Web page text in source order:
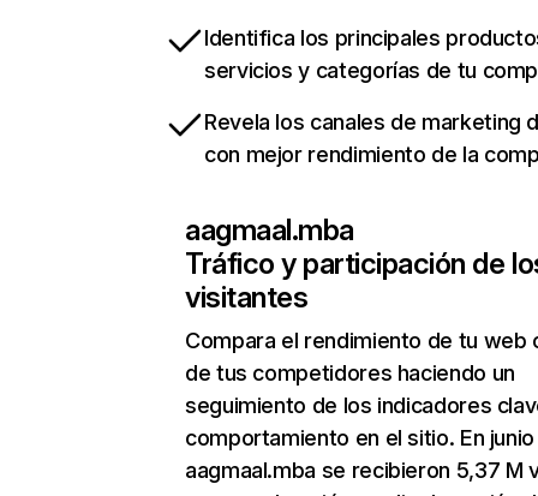
Identifica los principales
servicios y categorías de tu
Revela los canales de marketing
con mejor rendimiento de la
aagmaal.mba
Tráfico y participación de
visitantes
Compara el rendimiento de tu web
de tus competidores haciendo un
seguimiento de los indicadores
comportamiento en el sitio. En junio
aagmaal.mba se recibieron 5,37 M